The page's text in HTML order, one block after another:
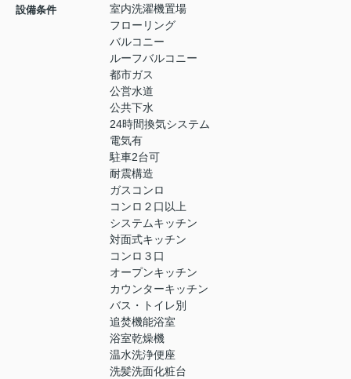
設備条件
室内洗濯機置場
フローリング
バルコニー
ルーフバルコニー
都市ガス
公営水道
公共下水
24時間換気システム
電気有
駐車2台可
耐震構造
ガスコンロ
コンロ２口以上
システムキッチン
対面式キッチン
コンロ３口
オープンキッチン
カウンターキッチン
バス・トイレ別
追焚機能浴室
浴室乾燥機
温水洗浄便座
洗髪洗面化粧台